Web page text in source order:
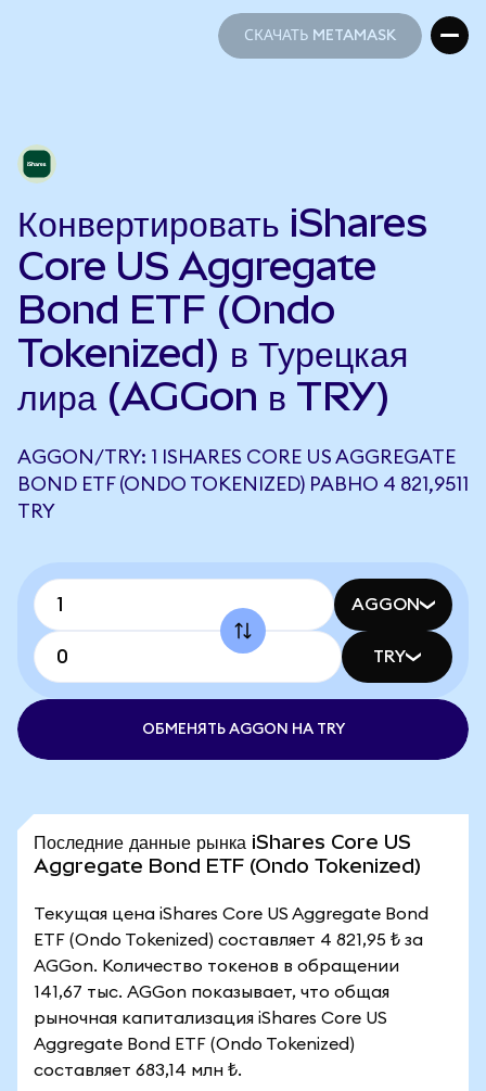
СКАЧАТЬ METAMASK
Конвертировать iShares
Core US Aggregate
Bond ETF (Ondo
Tokenized) в Турецкая
лира (AGGon в TRY)
AGGON/TRY: 1 ISHARES CORE US AGGREGATE
BOND ETF (ONDO TOKENIZED) РАВНО 4 821,9511
TRY
AGGON
TRY
ОБМЕНЯТЬ AGGON НА TRY
Последние данные рынка iShares Core US
Aggregate Bond ETF (Ondo Tokenized)
Текущая цена iShares Core US Aggregate Bond
ETF (Ondo Tokenized) составляет 4 821,95 ₺ за
AGGon. Количество токенов в обращении
141,67 тыс. AGGon показывает, что общая
рыночная капитализация iShares Core US
Aggregate Bond ETF (Ondo Tokenized)
составляет 683,14 млн ₺.